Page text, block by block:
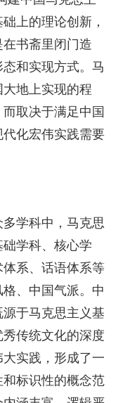
上的理论创新，
书斋里闭门造
和实现方式。马
地上实现的程
取决于满足中国
化宏伟实践需要
学科中，马克思
学科、核心学
系、话语体系等
、中国气派。中
于马克思主义基
传统文化的深度
实践，形成了一
标识性的概念范